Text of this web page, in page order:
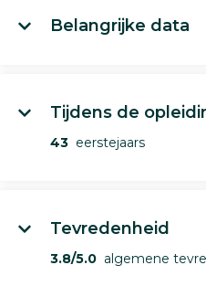
Belangrijke data
Tijdens de
43 eerstejaars
Tevredenheid
3.8/5.0 algemene